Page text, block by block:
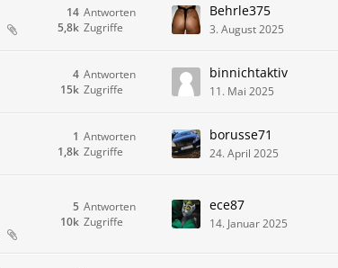
Antworten
14
Zugriffe
5,8k
Behrle375
3. August 2025
Antworten
4
Zugriffe
15k
binnichtaktiv
11. Mai 2025
Antworten
1
Zugriffe
1,8k
borusse71
24. April 2025
Antworten
5
Zugriffe
10k
ece87
14. Januar 2025